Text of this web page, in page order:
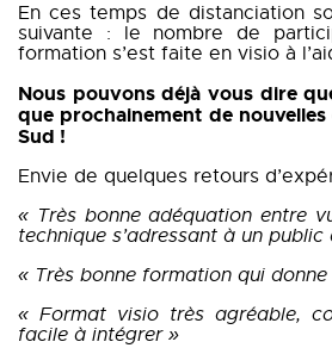
En ces temps de distanciation
suivante : le nombre de
formation s’est faite en visio à
Nous pouvons déjà vous dire
que prochainement de
Sud !
Envie de quelques retours
« Très bonne adéquation entre
technique s’adressant à un
« Très bonne formation qui
« Format visio très agréable,
facile à intégrer »